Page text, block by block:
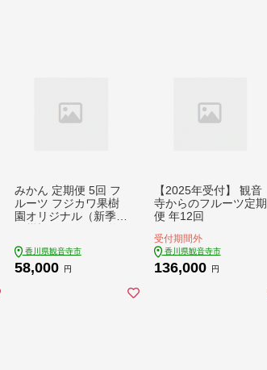
みかん 定期便 5回 フ
ルーツ フジカワ果樹
園オリジナル（新季節
岐しらぬひ セミノー
ル 甘夏柑 柑橘類 5ヶ
香川県観音寺市
58,000 円
【2025年受付】 観音
寺からのフルーツ定期
便 年12回
受付期間外
香川県観音寺市
136,000 円